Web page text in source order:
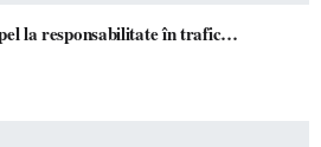
Polițiștii sătmăreni fac apel la responsabilitate în trafic…